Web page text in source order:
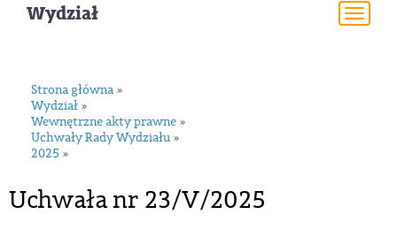
Wydział
Strona główna »
Wydział »
Wewnętrzne akty prawne »
Uchwały Rady Wydziału »
2025 »
Uchwała nr 23/V/2025